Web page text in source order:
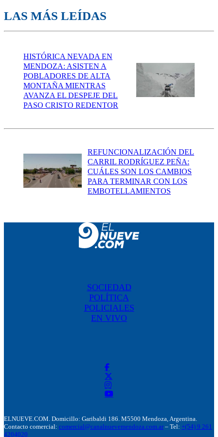
LAS MÁS LEÍDAS
HISTÓRICA NEVADA EN
MENDOZA: ASISTEN A
POBLADORES DE ALTA
MONTAÑA MIENTRAS
AVANZA EL DESPEJE DEL
PASO CRISTO REDENTOR
REFUNCIONALIZACIÓN DEL
CARRIL RODRÍGUEZ PEÑA:
CUÁLES SON LOS CAMBIOS
PARA TERMINAR CON LOS
EMBOTELLAMIENTOS
SOCIEDAD
POLÍTICA
POLICIALES
EN VIVO
ELNUEVE.COM. Domicillo: Garibaldi 186. M5500 Mendoza, Argentina.
Contacto comercial: comercial@canalnuevemendoza.com.ar – Tel: +(54) 9 261
4204020